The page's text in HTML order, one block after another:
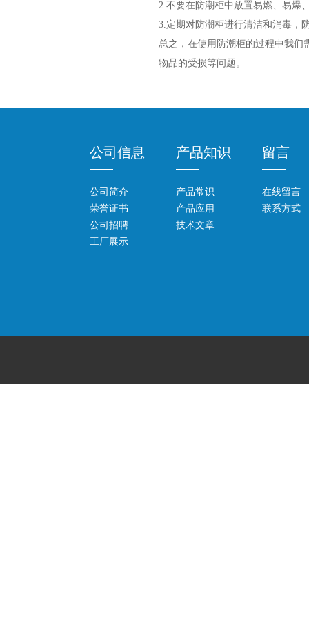
2.不要在防潮柜中放置易燃、易爆
3.定期对防潮柜进行清洁和消毒，
总之，在使用防潮柜的过程中我们
物品的受损等问题。
公司信息
公司简介
荣誉证书
公司招聘
工厂展示
产品知识
产品常识
产品应用
技术文章
留言
在线留言
联系方式